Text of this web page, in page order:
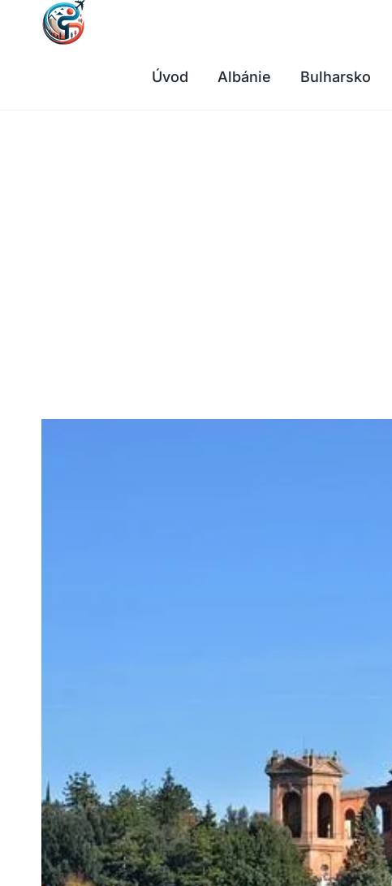
Přeskočit
Úvod Albánie Bulharsko